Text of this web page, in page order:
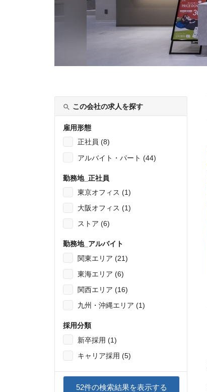
この会社の求人を探す
雇用形態
正社員 (8)
アルバイト・パート (44)
勤務地_正社員
東京オフィス (1)
大阪オフィス (1)
ストア (6)
勤務地_アルバイト
関東エリア (21)
東海エリア (6)
関西エリア (16)
九州・沖縄エリア (1)
採用分類
新卒採用 (1)
キャリア採用 (5)
52件の検索結果を表示する